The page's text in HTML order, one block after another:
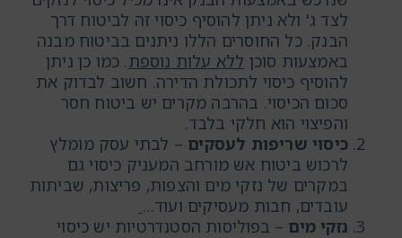
לצד ג' ולא ניתן להוסיף כיסוי זה לביטוח דרך
הבנק. כל החוסרים הללו ניתנים בביטוח מבנה
באמצעות סוכן ללא עלות נוספת. כמו כן ניתן
להוסיף כיסוי לתכולת הדירה. חשוב לבדוק את
סכום הכיסוי. בהרבה מקרים יש ביטוח חסר
והפיצוי הוא חלקי בלבד.
כיסוי שריפות לעסקים – לבתי עסק מומלץ
לרכוש ביטוח אש מורחב המעניק כיסוי גם
במקרים של נזקי מים והצפות, פריצות, שביתות
עובדים, חבות מעסיקים ועוד…
נזקי מים – בפוליסות הסטנדרטיות יש כיסוי